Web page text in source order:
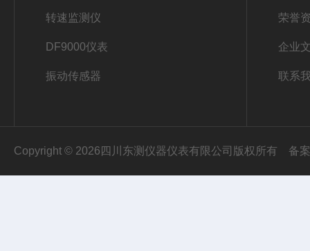
转速监测仪
DF9000仪表
振动传感器
荣誉
企业
联系
Copyright © 2026四川东测仪器仪表有限公司版权所有 备